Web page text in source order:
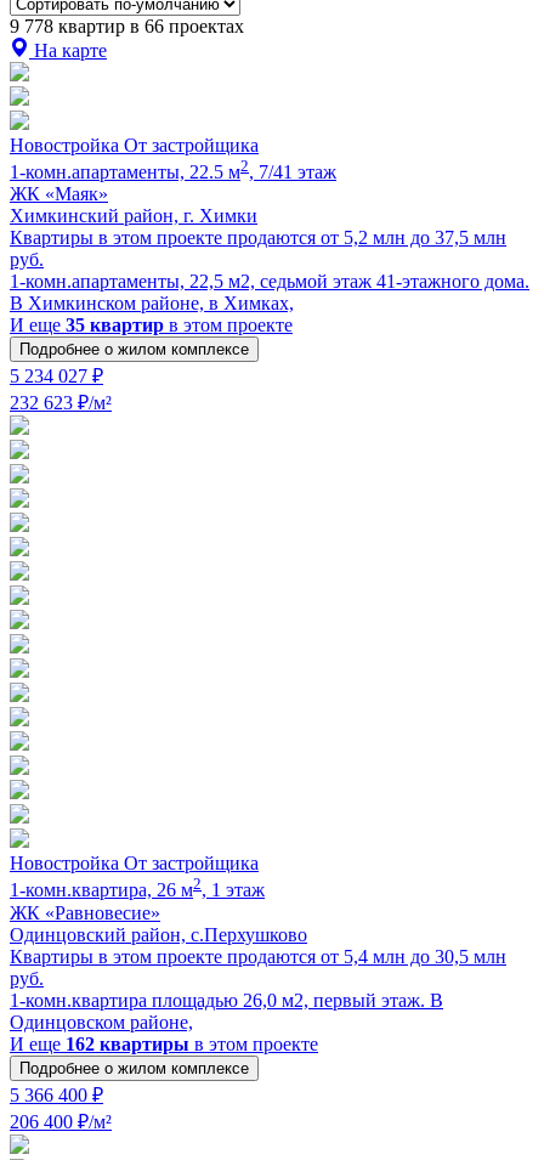
9 778 квартир в 66 проектах
На карте
Новостройка От застройщика
1-комн.апартаменты, 22.5 м2, 7/41 этаж
ЖК «Маяк»
Химкинский район, г. Химки
Квартиры в этом проекте продаются от 5,2 млн до 37,5 млн
руб.
1-комн.апартаменты, 22,5 м2, седьмой этаж 41-этажного дома.
В Химкинском районе, в Химках,
И еще 35 квартир в этом проекте
Подробнее о жилом комплексе
5 234 027 ₽
232 623 ₽/м²
Новостройка От застройщика
1-комн.квартира, 26 м2, 1 этаж
ЖК «Равновесие»
Одинцовский район, с.Перхушково
Квартиры в этом проекте продаются от 5,4 млн до 30,5 млн
руб.
1-комн.квартира площадью 26,0 м2, первый этаж. В
Одинцовском районе,
И еще 162 квартиры в этом проекте
Подробнее о жилом комплексе
5 366 400 ₽
206 400 ₽/м²